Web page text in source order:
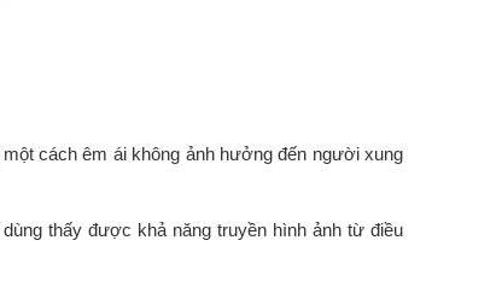
cách êm ái không ảnh hưởng đến người xung
thấy được khả năng truyền hình ảnh từ điều